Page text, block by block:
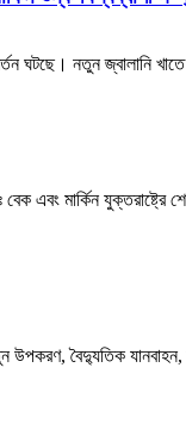
ঘটছে। নতুন জ্বালানি
এবং মার্কিন
বৈদ্যুতিক যানবাহন,